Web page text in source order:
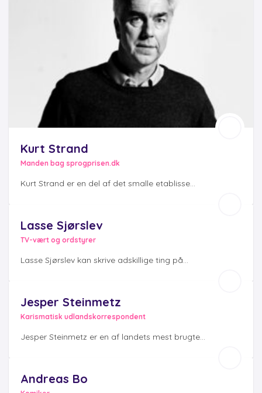
Kurt Strand
Manden bag sprogprisen.dk
Kurt Strand er en del af det smalle etablisse...
Lasse Sjørslev
TV-vært og ordstyrer
Lasse Sjørslev kan skrive adskillige ting på...
Jesper Steinmetz
Karismatisk udlandskorrespondent
Jesper Steinmetz er en af landets mest brugte...
Andreas Bo